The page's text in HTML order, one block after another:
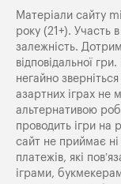
Матеріали сайту
року (21+). Участь
залежність.
відповідальної
негайно
азартних іграх не
альтернативою
проводить ігри на
сайт не приймає ні
платежів, які
іграми,